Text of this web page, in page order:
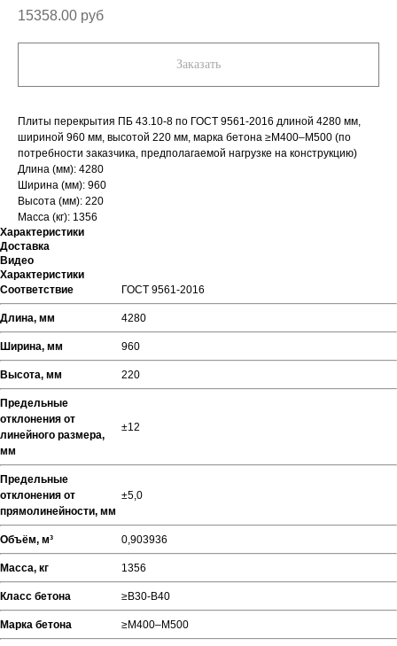
15358.00 руб
Заказать
Плиты перекрытия ПБ 43.10-8 по ГОСТ 9561-2016 длиной 4280 мм,
шириной 960 мм, высотой 220 мм, марка бетона ≥М400–М500 (по
потребности заказчика, предполагаемой нагрузке на конструкцию)
Длина (мм): 4280
Ширина (мм): 960
Высота (мм): 220
Масса (кг): 1356
Характеристики
Доставка
Видео
Характеристики
Соответствие
ГОСТ 9561-2016
Длина, мм 4280
Ширина, мм 960
Высота, мм 220
Предельные
отклонения от
линейного размера,
мм
±12
Предельные
отклонения от
прямолинейности, мм
±5,0
Объём, м³ 0,903936
Масса, кг 1356
Класс бетона ≥В30-В40
Марка бетона ≥М400–М500